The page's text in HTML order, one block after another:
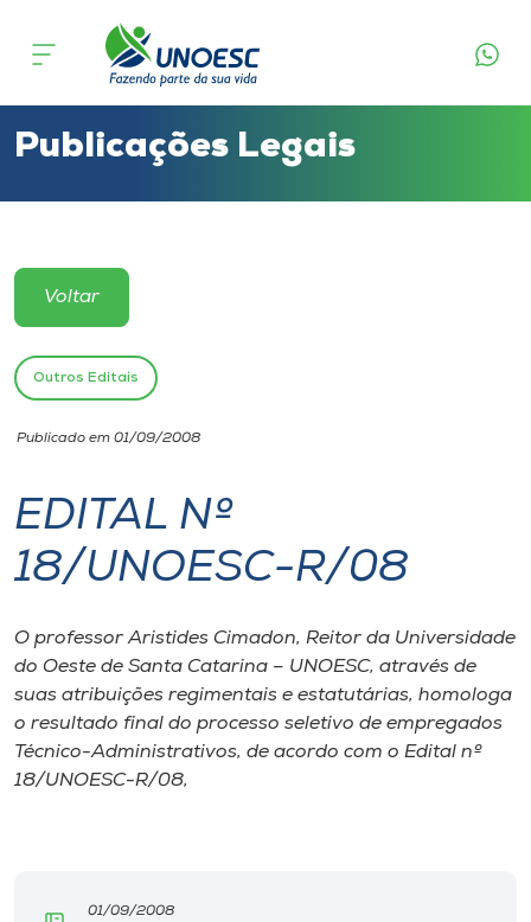
Cursos
Atendimento ao Estudante
Portal de Ensino
Unoesc
Internacionalização
I.nova
Diplomados
Cultura
CPA
Publicações Legais
Voltar
Outros Editais
Publicado em 01/09/2008
EDITAL Nº
18/UNOESC-R/08
O professor Aristides Cimadon, Reitor da Universidade
do Oeste de Santa Catarina – UNOESC, através de
suas atribuições regimentais e estatutárias, homologa
o resultado final do processo seletivo de empregados
Técnico-Administrativos, de acordo com o Edital nº
18/UNOESC-R/08,
01/09/2008